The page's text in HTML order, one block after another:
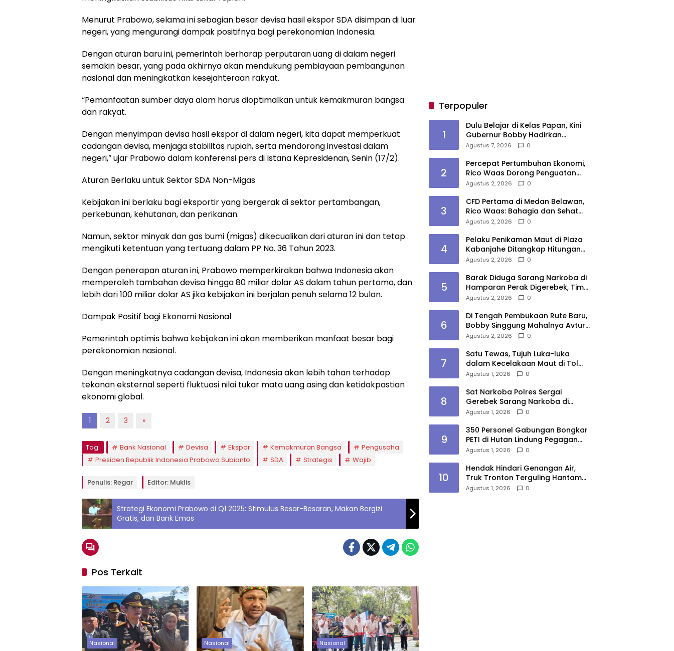
Menurut Prabowo, selama ini sebagian besar devisa hasil ekspor SDA disimpan di luar
negeri, yang mengurangi dampak positifnya bagi perekonomian Indonesia.
Dengan aturan baru ini, pemerintah berharap perputaran uang di dalam negeri
semakin besar, yang pada akhirnya akan mendukung pembiayaan pembangunan
nasional dan meningkatkan kesejahteraan rakyat.
“Pemanfaatan sumber daya alam harus dioptimalkan untuk kemakmuran bangsa
dan rakyat.
Dengan menyimpan devisa hasil ekspor di dalam negeri, kita dapat memperkuat
cadangan devisa, menjaga stabilitas rupiah, serta mendorong investasi dalam
negeri,” ujar Prabowo dalam konferensi pers di Istana Kepresidenan, Senin (17/2).
Aturan Berlaku untuk Sektor SDA Non-Migas
Kebijakan ini berlaku bagi eksportir yang bergerak di sektor pertambangan,
perkebunan, kehutanan, dan perikanan.
Namun, sektor minyak dan gas bumi (migas) dikecualikan dari aturan ini dan tetap
mengikuti ketentuan yang tertuang dalam PP No. 36 Tahun 2023.
Dengan penerapan aturan ini, Prabowo memperkirakan bahwa Indonesia akan
memperoleh tambahan devisa hingga 80 miliar dolar AS dalam tahun pertama, dan
lebih dari 100 miliar dolar AS jika kebijakan ini berjalan penuh selama 12 bulan.
Dampak Positif bagi Ekonomi Nasional
Pemerintah optimis bahwa kebijakan ini akan memberikan manfaat besar bagi
perekonomian nasional.
Dengan meningkatnya cadangan devisa, Indonesia akan lebih tahan terhadap
tekanan eksternal seperti fluktuasi nilai tukar mata uang asing dan ketidakpastian
ekonomi global.
1 2 3 »
Tag: Bank Nasional Devisa Ekspor Kemakmuran Bangsa
Pengusaha
Presiden Republik Indonesia Prabowo Subianto
SDA Strategis Wajib
Penulis: Regar Editor: Muklis
Strategi Ekonomi Prabowo di Q1 2025: Stimulus Besar-Besaran, Makan Bergizi
Gratis, dan Bank Emas
Pos Terkait
Nasional Nasional Nasional
Terpopuler
1
Dulu Belajar di Kelas Papan, Kini
Gubernur Bobby Hadirkan
Gedung Sekolah Permanen
Agustus 7, 2026 0
2
Percepat Pertumbuhan Ekonomi,
Rico Waas Dorong Penguatan
Sinergi Pemko-DPRD Medan
Agustus 2, 2026 0
3
CFD Pertama di Medan Belawan,
Rico Waas: Bahagia dan Sehat
Harus Menjangkau Seluruh Sudut
Agustus 2, 2026 0
4
Pelaku Penikaman Maut di Plaza
Kabanjahe Ditangkap Hitungan
Menit, Polisi Dalami Motif
Agustus 2, 2026 0
5
Barak Diduga Sarang Narkoba di
Hamparan Perak Digerebek, Tim
Gabungan Musnahkan Lokasi
Agustus 2, 2026 0
6
Di Tengah Pembukaan Rute Baru,
Bobby Singgung Mahalnya Avtur
Kualanamu
Agustus 2, 2026 0
7
Satu Tewas, Tujuh Luka-luka
dalam Kecelakaan Maut di Tol
Medan–Tebing Tinggi
Agustus 1, 2026 0
8
Sat Narkoba Polres Sergai
Gerebek Sarang Narkoba di
Sungai Buaya, Satu Terduga
Agustus 1, 2026 0
9
350 Personel Gabungan Bongkar
PETI di Hutan Lindung Pegagan
Hilir, 47 Camp dan Puluhan
Agustus 1, 2026 0
10
Hendak Hindari Genangan Air,
Truk Tronton Terguling Hantam
Pembatas Jalan di Jalinsum
Agustus 1, 2026 0